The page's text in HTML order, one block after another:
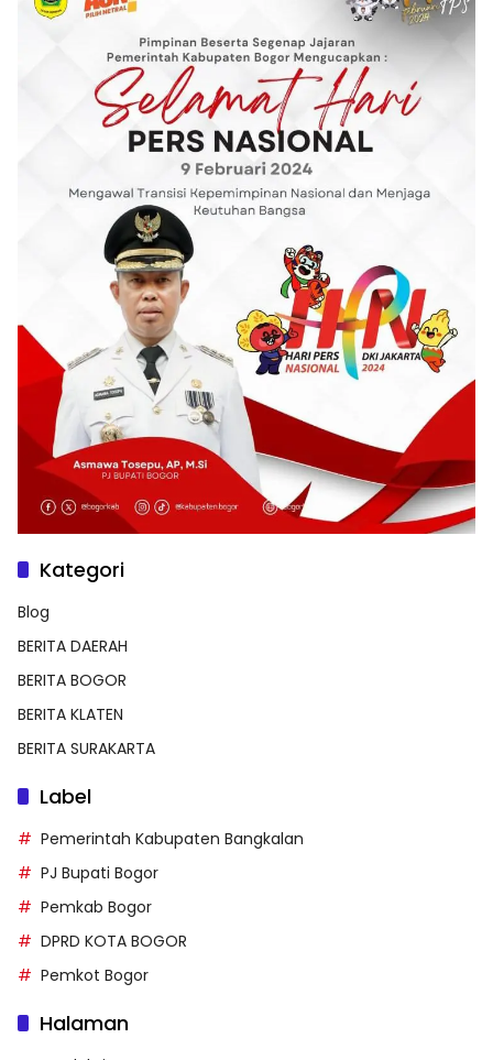
Kategori
Blog
BERITA DAERAH
BERITA BOGOR
BERITA KLATEN
BERITA SURAKARTA
Label
Pemerintah Kabupaten Bangkalan
PJ Bupati Bogor
Pemkab Bogor
DPRD KOTA BOGOR
Pemkot Bogor
Halaman